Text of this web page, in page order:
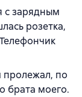
с зарядным
розетка,
пролежал, по
брата моего.